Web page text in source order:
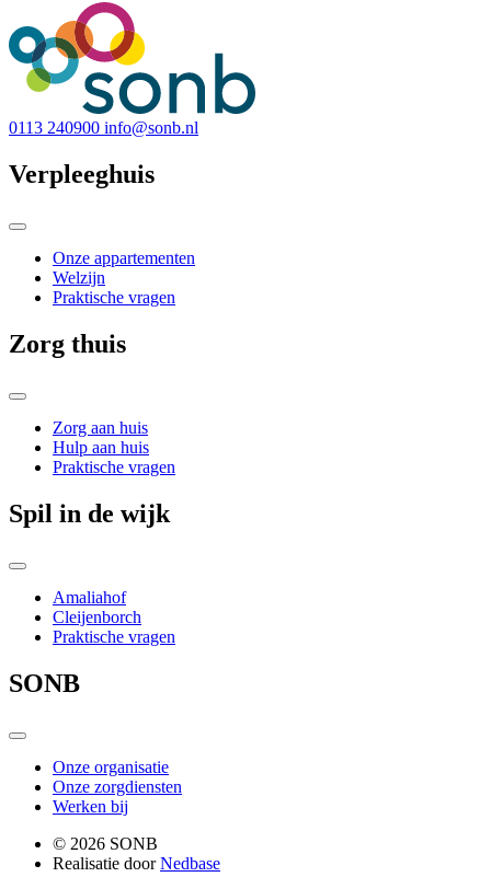
0113 240900 info@sonb.nl
Verpleeghuis
Onze appartementen
Welzijn
Praktische vragen
Zorg thuis
Zorg aan huis
Hulp aan huis
Praktische vragen
Spil in de wijk
Amaliahof
Cleijenborch
Praktische vragen
SONB
Onze organisatie
Onze zorgdiensten
Werken bij
© 2026 SONB
Realisatie doorNedbase